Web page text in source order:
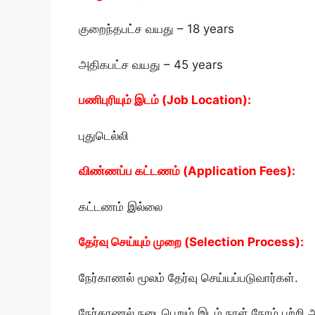
குறைந்தபட்ச வயது – 18 years
அதிகபட்ச வயது – 45 years
பணிபுரியும் இடம் (Job Location):
புதுடெல்லி
விண்ணப்ப கட்டணம் (Application Fees):
கட்டணம் இல்லை
தேர்வு செய்யும் முறை (Selection Process):
நேர்காணல் மூலம் தேர்வு செய்யப்படுவார்கள்.